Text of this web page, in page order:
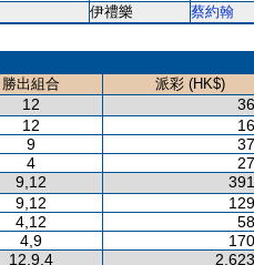
伊禮樂
蔡約翰
勝出組合
派彩 (HK$)
12
12
9
4
9,12
9,12
4,12
4,9
12,9,4